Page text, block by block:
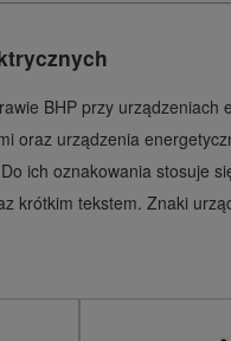
BHP przy
oraz urządzenia
ich oznakowania stosuje
krótkim tekstem. Znaki